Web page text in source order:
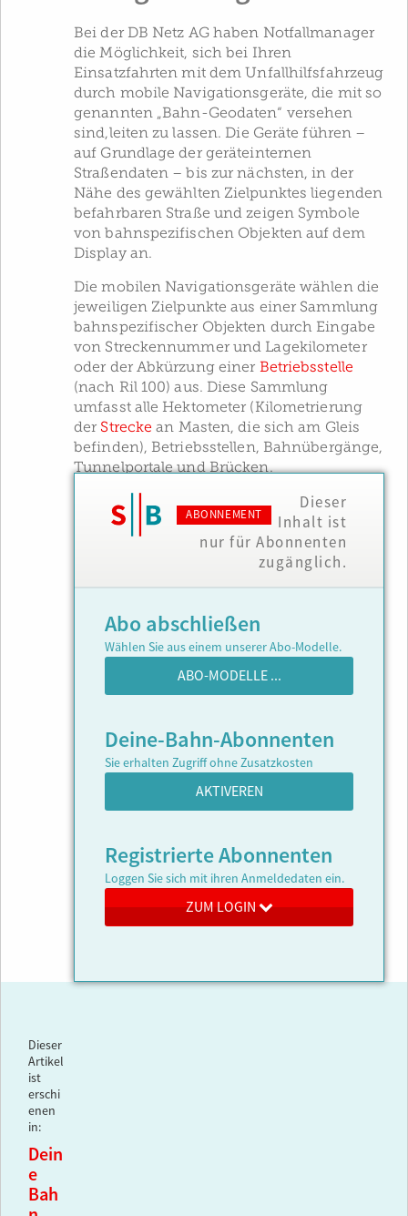
Bei der DB Netz AG haben Notfallmanager
die Möglichkeit, sich bei Ihren
Einsatzfahrten mit dem Unfallhilfsfahrzeug
durch mobile Navigationsgeräte, die mit so
genannten „Bahn-Geodaten“ versehen
sind,leiten zu lassen. Die Geräte führen –
auf Grundlage der geräteinternen
Straßendaten – bis zur nächsten, in der
Nähe des gewählten Zielpunktes liegenden
befahrbaren Straße und zeigen Symbole
von bahnspezifischen Objekten auf dem
Display an.
Die mobilen Navigationsgeräte wählen die
jeweiligen Zielpunkte aus einer Sammlung
bahnspezifischer Objekten durch Eingabe
von Streckennummer und Lagekilometer
oder der Abkürzung einer Betriebsstelle
(nach Ril 100) aus. Diese Sammlung
umfasst alle Hektometer (Kilometrierung
der Strecke an Masten, die sich am Gleis
befinden), Betriebsstellen, Bahnübergänge,
Tunnelportale und Brücken.
ABONNEMENT
Dieser
Inhalt ist
nur für Abonnenten
zugänglich.
Abo abschließen
Wählen Sie aus einem unserer Abo-Modelle.
ABO-MODELLE ...
Deine-Bahn-Abonnenten
Sie erhalten Zugriff ohne Zusatzkosten
AKTIVEREN
Registrierte Abonnenten
Loggen Sie sich mit ihren Anmeldedaten ein.
ZUM LOGIN
Dieser
Artikel
ist
erschi
enen
in:
Dein
e
Bah